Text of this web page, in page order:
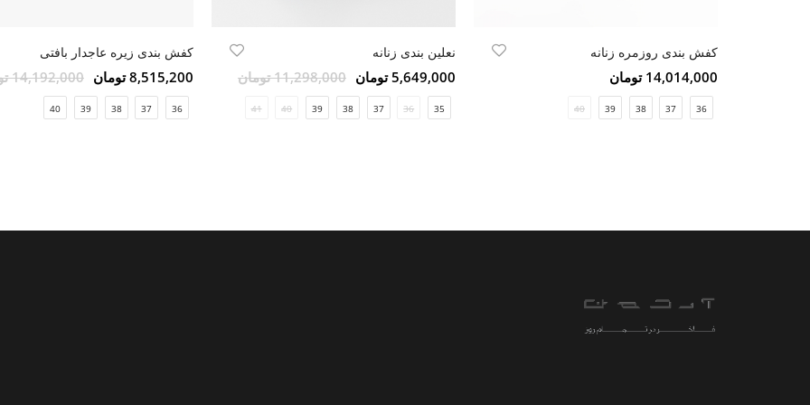
کفش بندی روزمره زنانه
14,014,000 تومان
36
37
38
39
40
نعلین بندی زنانه
5,649,000 تومان 11,298,000 تومان
35
36
37
38
39
40
41
کفش بندی زیره عاجدار بافتی
8,515,200 تومان 14,192,000 تومان
36
37
38
39
40